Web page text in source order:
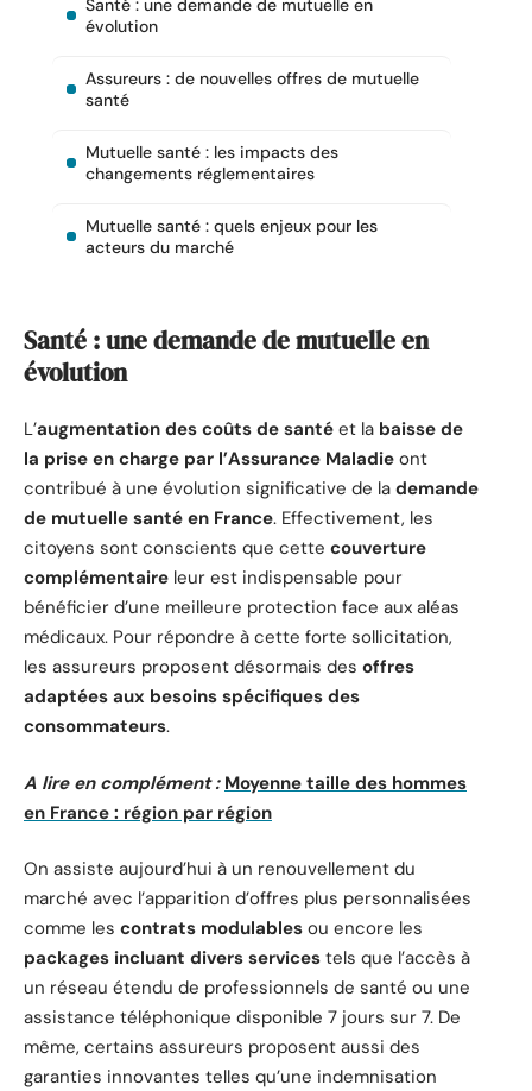
Santé : une demande de mutuelle en
évolution
Assureurs : de nouvelles offres de mutuelle
santé
Mutuelle santé : les impacts des
changements réglementaires
Mutuelle santé : quels enjeux pour les
acteurs du marché
Santé : une demande de mutuelle en
évolution
L’augmentation des coûts de santé et la baisse de
la prise en charge par l’Assurance Maladie ont
contribué à une évolution significative de la demande
de mutuelle santé en France. Effectivement, les
citoyens sont conscients que cette couverture
complémentaire leur est indispensable pour
bénéficier d’une meilleure protection face aux aléas
médicaux. Pour répondre à cette forte sollicitation,
les assureurs proposent désormais des offres
adaptées aux besoins spécifiques des
consommateurs.
A lire en complément : Moyenne taille des hommes
en France : région par région
On assiste aujourd’hui à un renouvellement du
marché avec l’apparition d’offres plus personnalisées
comme les contrats modulables ou encore les
packages incluant divers services tels que l’accès à
un réseau étendu de professionnels de santé ou une
assistance téléphonique disponible 7 jours sur 7. De
même, certains assureurs proposent aussi des
garanties innovantes telles qu’une indemnisation